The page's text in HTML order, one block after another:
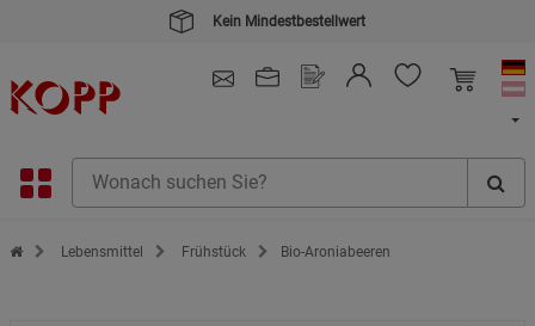
Kein Mindestbestellwert
Zur Startseite des Kopp Verlag Online-Shop
Lebensmittel Frühstück Bio-Aroniabeeren